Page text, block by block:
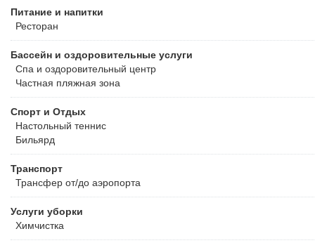
Питание и напитки
Ресторан
Бассейн и оздоровительные услуги
Спа и оздоровительный центр
Частная пляжная зона
Спорт и Отдых
Настольный теннис
Бильярд
Транспорт
Трансфер от/до аэропорта
Услуги уборки
Химчистка